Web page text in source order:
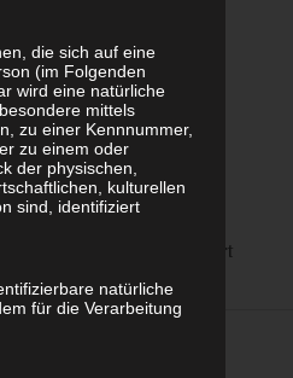
markiert
die sich auf eine
(im Folgenden
wird eine natürliche
mittels
zu einer Kennnummer,
zu einem oder
der physischen,
kulturellen
sind, identifiziert
natürliche
für die Verarbeitung